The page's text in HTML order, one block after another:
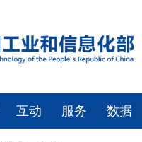
互动 服务 数据